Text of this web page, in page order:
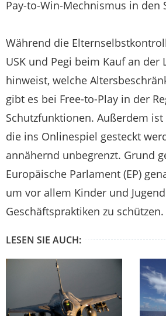
Pay-to-Win-Mechnismus in den
Während die
USK und Pegi beim Kauf an der
hinweist, welche
gibt es bei Free-to-Play in der
Schutzfunktionen. Außerdem
die ins Onlinespiel gesteckt
annähernd unbegrenzt. Grund
Europäische Parlament (EP)
um vor allem Kinder und
Geschäftspraktiken zu schützen.
LESEN SIE AUCH: